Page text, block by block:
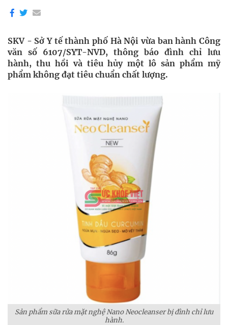
SKV - Sở Y tế thành phố Hà Nội vừa ban hành Công
văn số 6107/SYT-NVD, thông báo đình chỉ lưu
hành, thu hồi và tiêu hủy một lô sản phẩm mỹ
phẩm không đạt tiêu chuẩn chất lượng.
Sản phẩm sữa rửa mặt nghệ Nano Neocleanser bị đình chỉ lưu
hành.